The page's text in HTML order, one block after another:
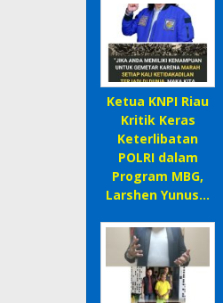
Ketua KNPI Riau
Kritik Keras
Keterlibatan
POLRI dalam
Program MBG,
Larshen Yunus…